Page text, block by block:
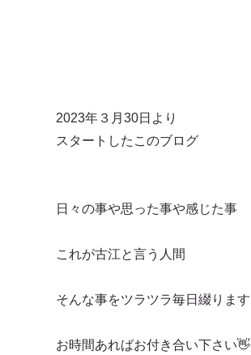
2023年３月30日より
スタートしたこのブログ
日々の事や思った事や感じた事
これが古江と言う人間
そんな事をツラツラ毎日綴ります
お時間あればお付き合い下さい👋